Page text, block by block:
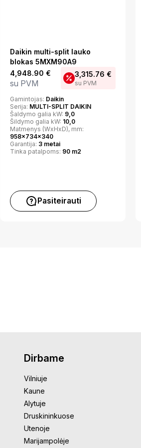
Daikin multi-split lauko
blokas 5MXM90A9
4,948.90 €
su PVM
3,315.76 €
su PVM
Gamintojas: Daikin
Serija: MULTI-SPLIT DAIKIN
Šaldymo galia kW: 9,0
Šildymo galia kW: 10,0
Matmenys (WxHxD), mm:
958x734x340
Garantija: 3 metai
Tinka patalpoms: 90 m2
Pasiteirauti
Dirbame
Vilniuje
Kaune
Alytuje
Druskininkuose
Utenoje
Marijampolėje